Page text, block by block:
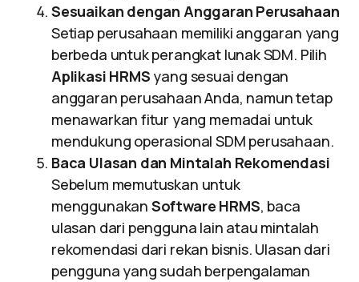
Sesuaikan dengan Anggaran Perusahaan
Setiap perusahaan memiliki anggaran yang
berbeda untuk perangkat lunak SDM. Pilih
Aplikasi HRMS yang sesuai dengan
anggaran perusahaan Anda, namun tetap
menawarkan fitur yang memadai untuk
mendukung operasional SDM perusahaan.
Baca Ulasan dan Mintalah Rekomendasi
Sebelum memutuskan untuk
menggunakan Software HRMS, baca
ulasan dari pengguna lain atau mintalah
rekomendasi dari rekan bisnis. Ulasan dari
pengguna yang sudah berpengalaman